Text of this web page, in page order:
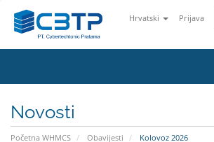
Hrvatski Prijava
Novosti
Početna WHMCS Obavijesti Kolovoz 2026